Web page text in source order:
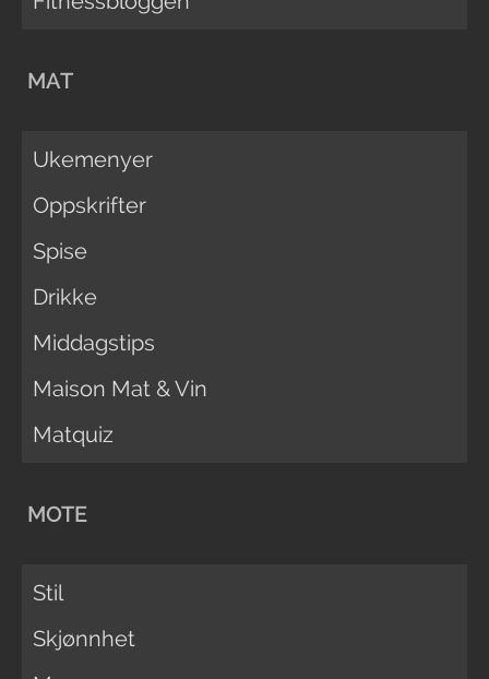
MAT
Ukemenyer
Oppskrifter
Spise
Drikke
Middagstips
Maison Mat & Vin
Matquiz
MOTE
Stil
Skjønnhet